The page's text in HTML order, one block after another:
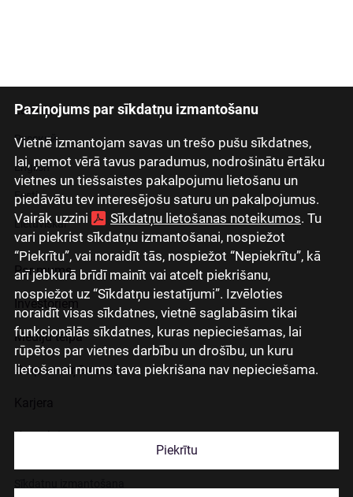
Paziņojums par sīkdatņu izmantošanu
Vietnē izmantojam savas un trešo pušu sīkdatnes,
lai, ņemot vērā tavus paradumus, nodrošinātu ērtāku
vietnes un tiešsaistes pakalpojumu lietošanu un
piedāvātu tev interesējošu saturu un pakalpojumus.
Vairāk uzzini
Sīkdatņu lietošanas noteikumos. Tu
vari piekrist sīkdatņu izmantošanai, nospiežot
“Piekrītu”, vai noraidīt tās, nospiežot “Nepiekrītu”, kā
arī jebkurā brīdī mainīt vai atcelt piekrišanu,
nospiežot uz “Sīkdatņu iestatījumi”. Izvēloties
noraidīt visas sīkdatnes, vietnē saglabāsim tikai
funkcionālās sīkdatnes, kuras nepieciešamas, lai
rūpētos par vietnes darbību un drošību, un kuru
lietošanai mums tava piekrišana nav nepieciešama.
Piekrītu
Latviski
Русский
English
Eesti
Lietuviškai
Par mums
Investoriem
Mediju telpa
Grupas uzņēmumi
Kontakti